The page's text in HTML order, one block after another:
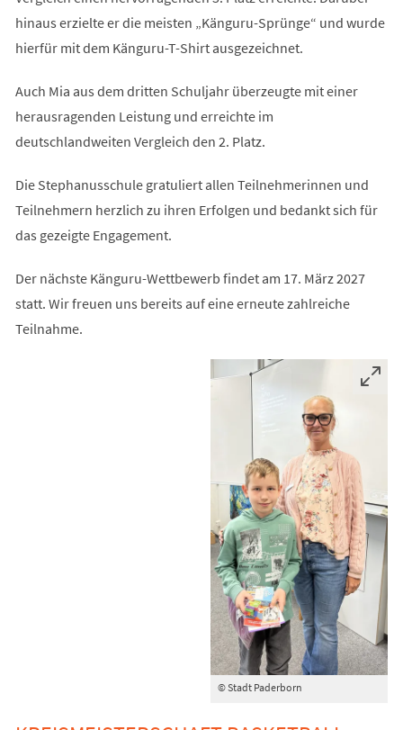
hinaus erzielte er die meisten „Känguru-Sprünge“ und wurde
hierfür mit dem Känguru-T-Shirt ausgezeichnet.
Auch Mia aus dem dritten Schuljahr überzeugte mit einer
herausragenden Leistung und erreichte im
deutschlandweiten Vergleich den 2. Platz.
Die Stephanusschule gratuliert allen Teilnehmerinnen und
Teilnehmern herzlich zu ihren Erfolgen und bedankt sich für
das gezeigte Engagement.
Der nächste Känguru-Wettbewerb findet am 17. März 2027
statt. Wir freuen uns bereits auf eine erneute zahlreiche
Teilnahme.
© Stadt Paderborn